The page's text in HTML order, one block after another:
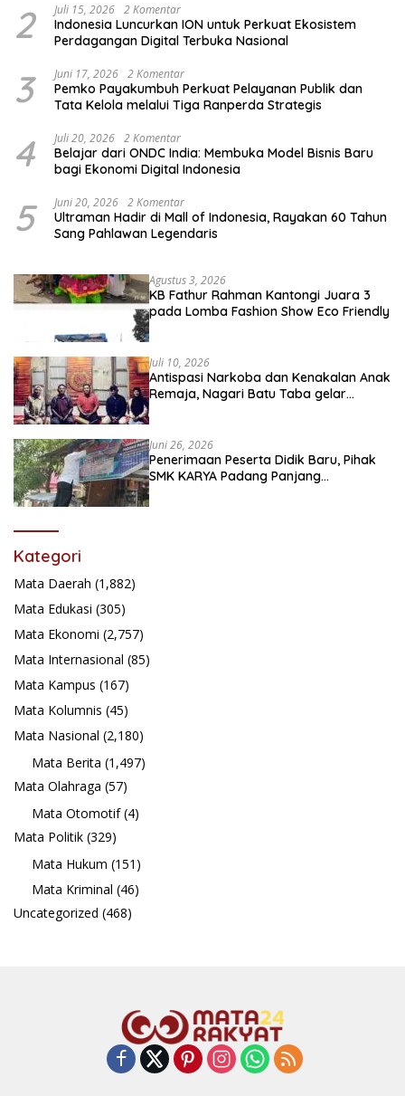
2 Juli 15, 2026 2 Komentar
Indonesia Luncurkan ION untuk Perkuat Ekosistem
Perdagangan Digital Terbuka Nasional
3 Juni 17, 2026 2 Komentar
Pemko Payakumbuh Perkuat Pelayanan Publik dan
Tata Kelola melalui Tiga Ranperda Strategis
4 Juli 20, 2026 2 Komentar
Belajar dari ONDC India: Membuka Model Bisnis Baru
bagi Ekonomi Digital Indonesia
5 Juni 20, 2026 2 Komentar
Ultraman Hadir di Mall of Indonesia, Rayakan 60 Tahun
Sang Pahlawan Legendaris
Agustus 3, 2026
KB Fathur Rahman Kantongi Juara 3
pada Lomba Fashion Show Eco Friendly
Juli 10, 2026
Antispasi Narkoba dan Kenakalan Anak
Remaja, Nagari Batu Taba gelar
Juni 26, 2026
Penerimaan Peserta Didik Baru, Pihak
SMK KARYA Padang Panjang
Kategori
Mata Daerah (1,882)
Mata Edukasi (305)
Mata Ekonomi (2,757)
Mata Internasional (85)
Mata Kampus (167)
Mata Kolumnis (45)
Mata Nasional (2,180)
Mata Berita (1,497)
Mata Olahraga (57)
Mata Otomotif(4)
Mata Politik (329)
Mata Hukum (151)
Mata Kriminal (46)
Uncategorized (468)